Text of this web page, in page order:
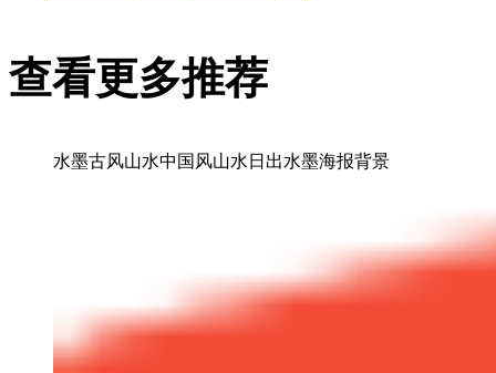
查看更多推荐
水墨古风山水中国风山水日出水墨海报背景